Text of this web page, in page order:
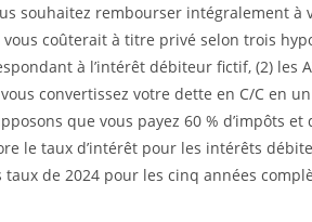
souhaitez rembourser intégralement à
coûterait à titre privé selon trois
à l’intérêt débiteur fictif, (2) les
convertissez votre dette en C/C en
que vous payez 60 % d’impôts et
le taux d’intérêt pour les intérêts
de 2024 pour les cinq années